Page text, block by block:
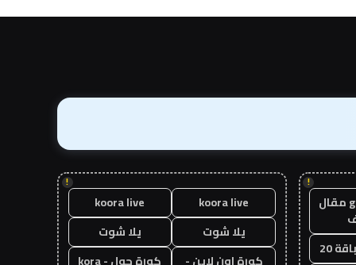
!
guest post مقال
20
!
koora live
koora live
يلا شوت
يلا شوت